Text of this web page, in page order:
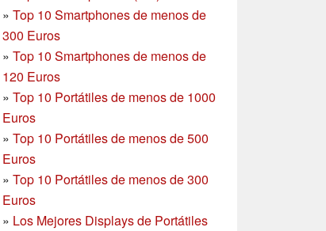
» Top 10 Smartphones de menos de
300 Euros
» Top 10 Smartphonesde menos de
120 Euros
» Top 10 Portátiles de menos de 1000
Euros
» Top 10 Portátiles de menos de 500
Euros
» Top 10 Portátiles de menos de 300
Euros
» Los Mejores Displays de Portátiles